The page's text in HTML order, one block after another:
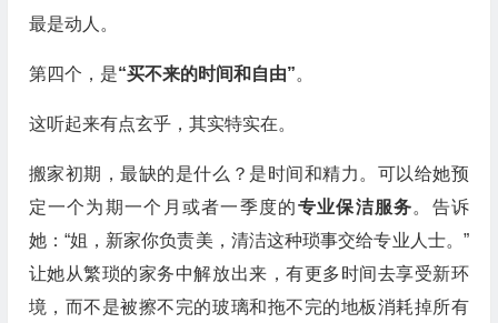
最是动人。
第四个，是“买不来的时间和自由”。
这听起来有点玄乎，其实特实在。
搬家初期，最缺的是什么？是时间和精力。可以给她预
定一个为期一个月或者一季度的专业保洁服务。告诉
她：“姐，新家你负责美，清洁这种琐事交给专业人士。”
让她从繁琐的家务中解放出来，有更多时间去享受新环
境，而不是被擦不完的玻璃和拖不完的地板消耗掉所有